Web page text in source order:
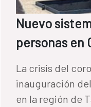
Nuevo
personas en
La crisis del
inauguración
en la región de